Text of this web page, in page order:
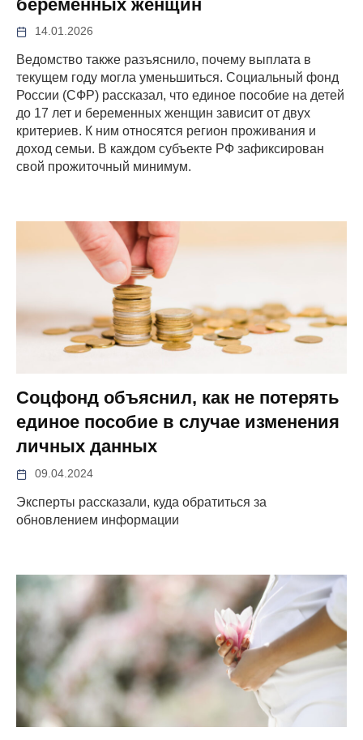
беременных женщин
14.01.2026
Ведомство также разъяснило, почему выплата в
текущем году могла уменьшиться. Социальный фонд
России (СФР) рассказал, что единое пособие на детей
до 17 лет и беременных женщин зависит от двух
критериев. К ним относятся регион проживания и
доход семьи. В каждом субъекте РФ зафиксирован
свой прожиточный минимум.
Соцфонд объяснил, как не потерять
единое пособие в случае изменения
личных данных
09.04.2024
Эксперты рассказали, куда обратиться за
обновлением информации